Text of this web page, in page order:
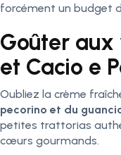
forcément un budget
Goûter
et Cacio e
Oubliez la crème
pecorino et du
petites trattorias
cœurs gourmands.